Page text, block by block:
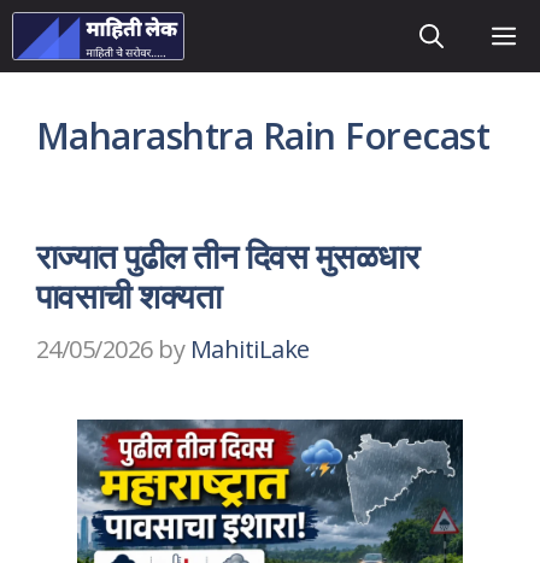
Skip
to
Maharashtra Rain Forecast
राज्यात पुढील तीन दिवस मुसळधार
पावसाची शक्यता
24/05/2026 by MahitiLake